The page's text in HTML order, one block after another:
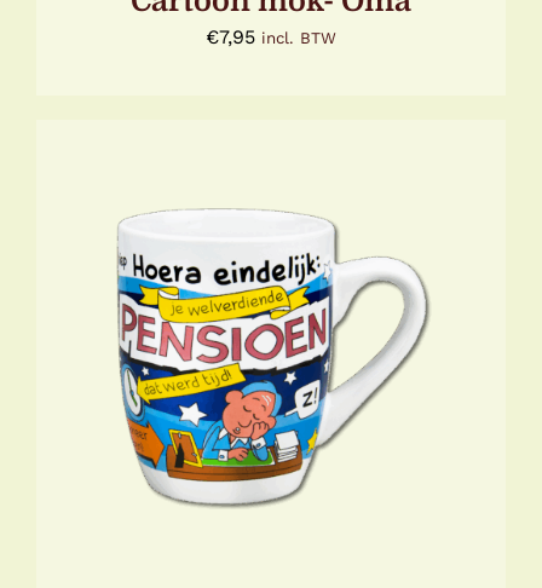
€7,95 incl. BTW
TOEVOEGEN AAN WINKELWAGEN
/
DETAILS